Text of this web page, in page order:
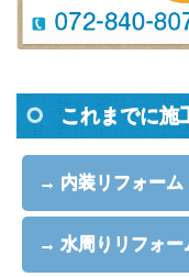
これまでに施
→ 内装リフォーム
→ 水周りリフォー